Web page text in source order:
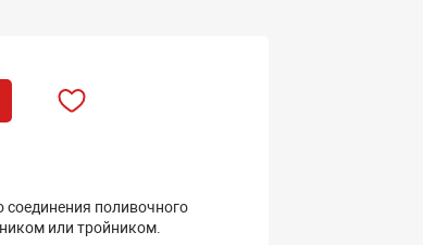
поливочного
или тройником.